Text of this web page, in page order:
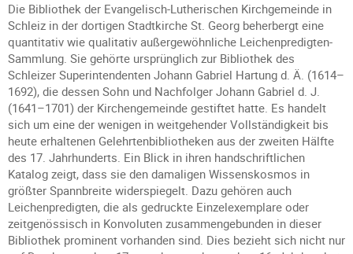
Die Bibliothek der Evangelisch-Lutherischen Kirchgemeinde in
Schleiz in der dortigen Stadtkirche St. Georg beherbergt eine
quantitativ wie qualitativ außergewöhnliche Leichenpredigten-
Sammlung. Sie gehörte ursprünglich zur Bibliothek des
Schleizer Superintendenten Johann Gabriel Hartung d. Ä. (1614–
1692), die dessen Sohn und Nachfolger Johann Gabriel d. J.
(1641–1701) der Kirchengemeinde gestiftet hatte. Es handelt
sich um eine der wenigen in weitgehender Vollständigkeit bis
heute erhaltenen Gelehrtenbibliotheken aus der zweiten Hälfte
des 17. Jahrhunderts. Ein Blick in ihren handschriftlichen
Katalog zeigt, dass sie den damaligen Wissenskosmos in
größter Spannbreite widerspiegelt. Dazu gehören auch
Leichenpredigten, die als gedruckte Einzelexemplare oder
zeitgenössisch in Konvoluten zusammengebunden in dieser
Bibliothek prominent vorhanden sind. Dies bezieht sich nicht nur